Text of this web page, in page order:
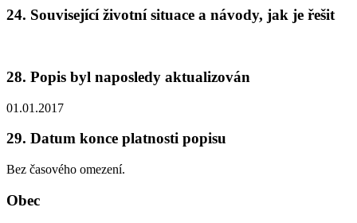
24. Související životní situace a návody, jak je řešit
28. Popis byl naposledy aktualizován
01.01.2017
29. Datum konce platnosti popisu
Bez časového omezení.
Obec